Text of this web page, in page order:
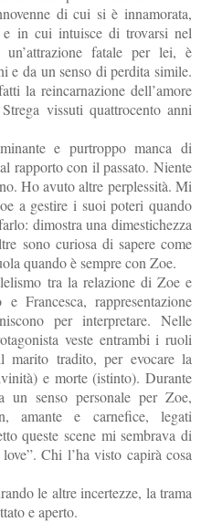
di cui si è innamorata,
e in cui intuisce di trovarsi nel
un’attrazione fatale per lei, è
e da un senso di perdita simile.
la reincarnazione dell’amore
vissuti quattrocento anni
e purtroppo manca di
rapporto con il passato. Niente
Ho avuto altre perplessità. Mi
a gestire i suoi poteri quando
dimostra una dimestichezza
sono curiosa di sapere come
quando è sempre con Zoe.
tra la relazione di Zoe e
Francesca, rappresentazione
per interpretare. Nelle
veste entrambi i ruoli
tradito, per evocare la
e morte (istinto). Durante
un senso personale per Zoe,
amante e carnefice, legati
queste scene mi sembrava di
Chi l’ha visto capirà cosa
le altre incertezze, la trama
e aperto.